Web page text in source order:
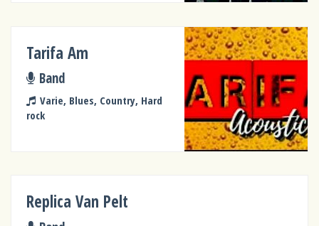
Tarifa Am
Band
Varie, Blues, Country, Hard
rock
Replica Van Pelt